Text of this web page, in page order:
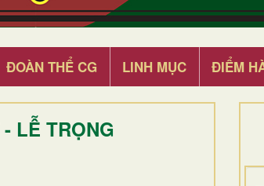
ĐOÀN THỂ CG LINH MỤC ĐIỂM
LỄ TRỌNG